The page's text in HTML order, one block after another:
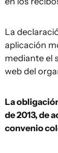
La
aplicación
mediante el
web del
La
de 2013, de
convenio